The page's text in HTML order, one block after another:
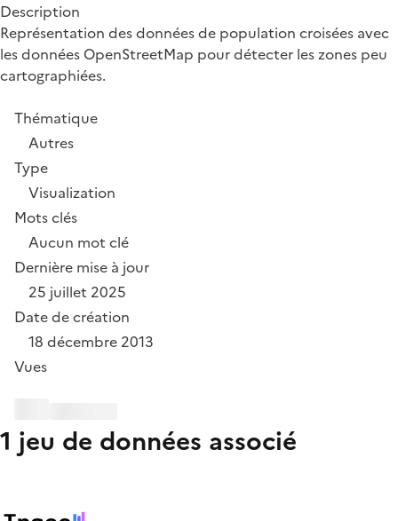
Description
Représentation des données de population croisées avec
les données OpenStreetMap pour détecter les zones peu
cartographiées.
Thématique
Autres
Type
Visualization
Mots clés
Aucun mot clé
Dernière mise à jour
25 juillet 2025
Date de création
18 décembre 2013
Vues
1 jeu de données associé